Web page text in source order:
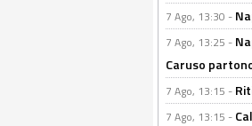
7 Ago, 13:30 -
7 Ago, 13:25 -
Caruso
7 Ago, 13:15 -
7 Ago, 13:15 -